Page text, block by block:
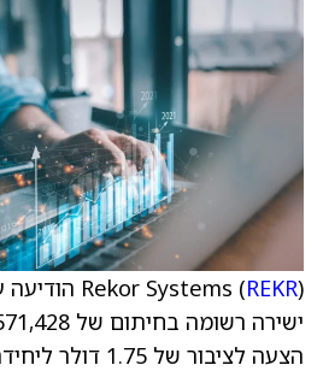
Rekor Systems (REKR
)
הצעה לציבור של